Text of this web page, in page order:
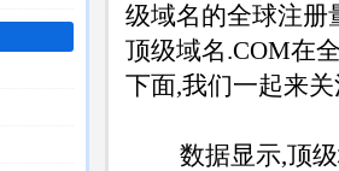
级域名的全球注册
顶级域名.COM在
下面,我们一起来
数据显示,顶级